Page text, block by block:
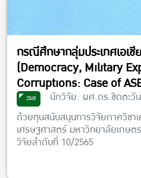
กรณีศึกษากลุ่มประเทศเอเชี
(Democracy, Military
Corruptions: Case of
2565
นักวิจัย: ผศ.ดร.ชิดตะวั
ด้วยทุนสนับสนุนการวิจัยภาควิช
เศรษฐศาสตร์ มหาวิทยาลัยเกษ
วิจัยลำดับที่ 10/2565